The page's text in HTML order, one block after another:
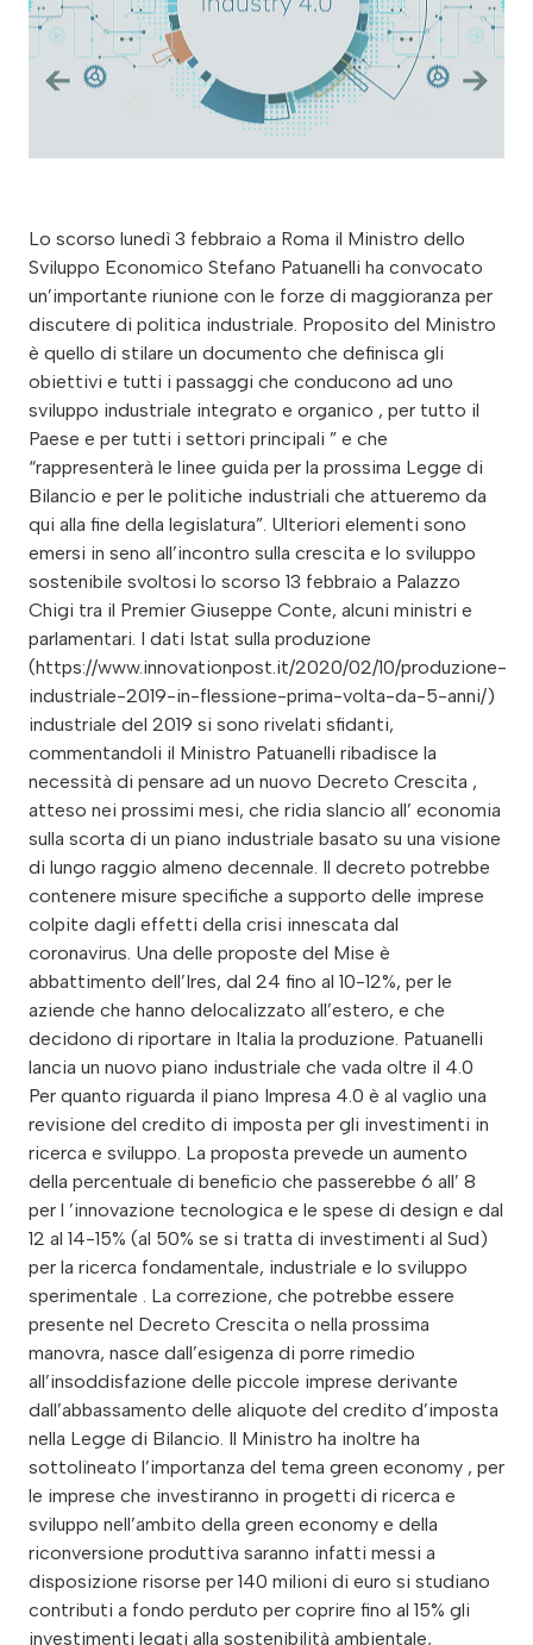
Lo scorso lunedì 3 febbraio a Roma il Ministro dello
Sviluppo Economico Stefano Patuanelli ha convocato
un’importante riunione con le forze di maggioranza per
discutere di politica industriale. Proposito del Ministro
è quello di stilare un documento che definisca gli
obiettivi e tutti i passaggi che conducono ad uno
sviluppo industriale integrato e organico , per tutto il
Paese e per tutti i settori principali ” e che
“rappresenterà le linee guida per la prossima Legge di
Bilancio e per le politiche industriali che attueremo da
qui alla fine della legislatura”. Ulteriori elementi sono
emersi in seno all’incontro sulla crescita e lo sviluppo
sostenibile svoltosi lo scorso 13 febbraio a Palazzo
Chigi tra il Premier Giuseppe Conte, alcuni ministri e
parlamentari. I dati Istat sulla produzione
(https://www.innovationpost.it/2020/02/10/produzione-
industriale-2019-in-flessione-prima-volta-da-5-anni/)
industriale del 2019 si sono rivelati sfidanti,
commentandoli il Ministro Patuanelli ribadisce la
necessità di pensare ad un nuovo Decreto Crescita ,
atteso nei prossimi mesi, che ridia slancio all’ economia
sulla scorta di un piano industriale basato su una visione
di lungo raggio almeno decennale. Il decreto potrebbe
contenere misure specifiche a supporto delle imprese
colpite dagli effetti della crisi innescata dal
coronavirus. Una delle proposte del Mise è
abbattimento dell’Ires, dal 24 fino al 10-12%, per le
aziende che hanno delocalizzato all’estero, e che
decidono di riportare in Italia la produzione. Patuanelli
lancia un nuovo piano industriale che vada oltre il 4.0
Per quanto riguarda il piano Impresa 4.0 è al vaglio una
revisione del credito di imposta per gli investimenti in
ricerca e sviluppo. La proposta prevede un aumento
della percentuale di beneficio che passerebbe 6 all’ 8
per l ’innovazione tecnologica e le spese di design e dal
12 al 14-15% (al 50% se si tratta di investimenti al Sud)
per la ricerca fondamentale, industriale e lo sviluppo
sperimentale . La correzione, che potrebbe essere
presente nel Decreto Crescita o nella prossima
manovra, nasce dall’esigenza di porre rimedio
all’insoddisfazione delle piccole imprese derivante
dall’abbassamento delle aliquote del credito d’imposta
nella Legge di Bilancio. Il Ministro ha inoltre ha
sottolineato l’importanza del tema green economy , per
le imprese che investiranno in progetti di ricerca e
sviluppo nell’ambito della green economy e della
riconversione produttiva saranno infatti messi a
disposizione risorse per 140 milioni di euro si studiano
contributi a fondo perduto per coprire fino al 15% gli
investimenti legati alla sostenibilità ambientale,